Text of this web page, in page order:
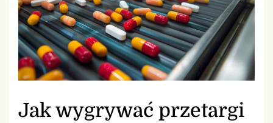
Jak wygrywać przetargi